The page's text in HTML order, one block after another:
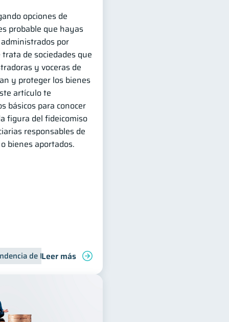
opciones de
probable que hayas
por
de sociedades que
y voceras de
y proteger los bienes
artículo te
básicos para conocer
figura del fideicomiso
responsables de
bienes aportados.
de Bancos
Leer más